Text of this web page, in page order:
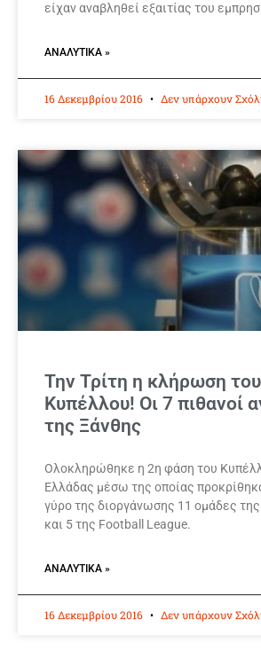
είχαν αναβληθεί εξαιτίας του
ΑΝΑΛΥΤΙΚΆ »
16 Δεκεμβρίου 2016 Δεν υπάρχουν
Την Τρίτη η κλήρωση του
Κυπέλλου! Οι 7 πιθανοί
της Ξάνθης
Ολοκληρώθηκε η 2η φάση του
Ελλάδας μέσω της οποίας
γύρο της διοργάνωσης 11 ομάδες
και 5 της Football League.
ΑΝΑΛΥΤΙΚΆ »
16 Δεκεμβρίου 2016 Δεν υπάρχουν